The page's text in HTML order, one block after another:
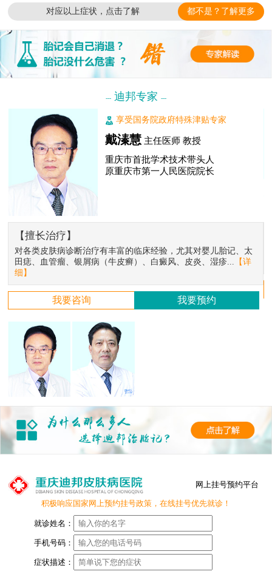
对应以上症状，点击了解 都不是？了解更多
--- 迪邦专家 ---
享受国务院政府特殊津贴专家
戴溱慧 主任医师 教授
重庆市首批学术技术带头人
原重庆市第一人民医院院长
【擅长治疗】
对各类皮肤病诊断治疗有丰富的临床经验，尤其对婴儿胎记、太
田痣、血管瘤、银屑病（牛皮癣）、白癜风、皮炎、湿疹... 【详
细】
我要咨询 我要预约
网上挂号预约平台
积极响应国家网上预约挂号政策，在线挂号优先就诊！
就诊姓名：
手机号码：
症状描述：